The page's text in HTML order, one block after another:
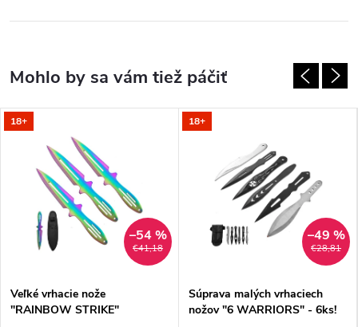
18+
€41,18
–54 %
Veľké vrhacie nože
"RAINBOW STRIKE"
18+
€28,81
–49 %
Súprava malých vrhaciech
nožov "6 WARRIORS" - 6ks!